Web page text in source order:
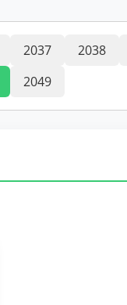
2037 2038
2049